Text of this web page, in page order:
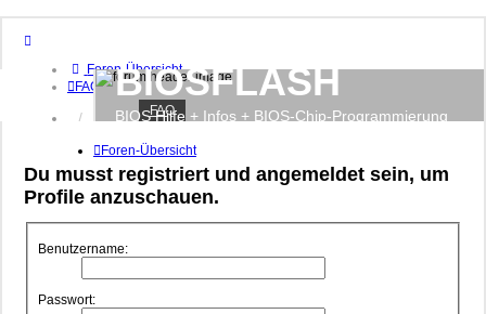
Foren-Übersicht
FAQ
Anmelden
BIOSFLASH
BIOS Hilfe + Infos + BIOS-Chip-Programmierung
FAQ
Foren-Übersicht
Du musst registriert und angemeldet sein, um
Profile anzuschauen.
Benutzername:
Passwort: